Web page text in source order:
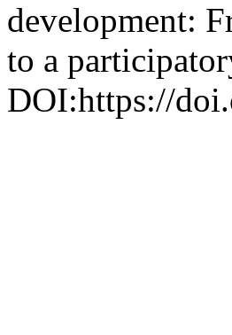
development:
to a
DOI:https://